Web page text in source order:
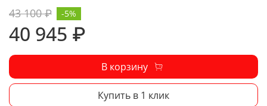
43 100 ₽
40 945 ₽
-5%
В корзину
Купить в 1 клик